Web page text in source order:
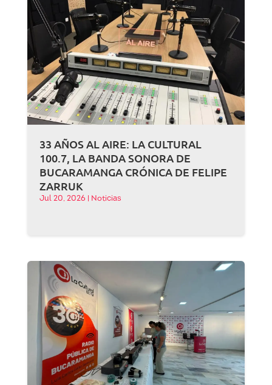
33 AÑOS AL AIRE: LA CULTURAL
100.7, LA BANDA SONORA DE
BUCARAMANGA CRÓNICA DE FELIPE
ZARRUK
Jul 20, 2026 Noticias